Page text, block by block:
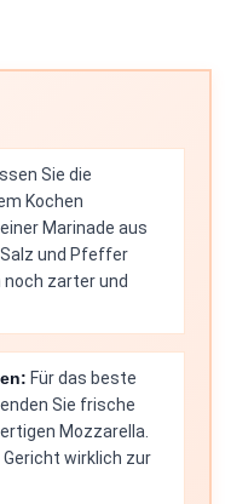
Sie die
Kochen
Marinade aus
und Pfeffer
noch zarter und
Für das beste
Sie frische
Mozzarella.
wirklich zur